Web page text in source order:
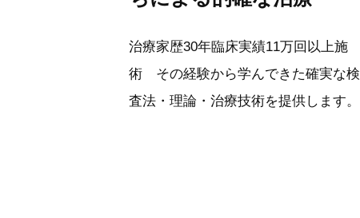
治療家歴30年臨床実績11万回以上施
術 その経験から学んできた確実な検
査法・理論・治療技術を提供します。